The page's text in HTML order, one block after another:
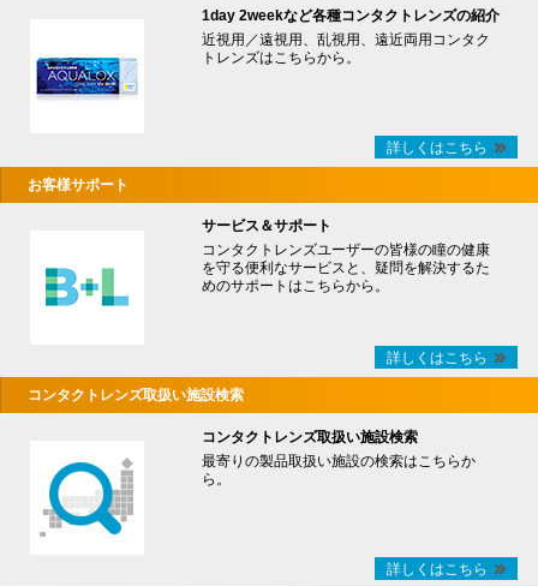
1day 2weekなど各種コンタクトレンズの紹介
近視用／遠視用、乱視用、遠近両用コンタク
トレンズはこちらから。
詳しくはこちら
お客様サポート
サービス＆サポート
コンタクトレンズユーザーの皆様の瞳の健康
を守る便利なサービスと、疑問を解決するた
めのサポートはこちらから。
詳しくはこちら
コンタクトレンズ取扱い施設検索
コンタクトレンズ取扱い施設検索
最寄りの製品取扱い施設の検索はこちらか
ら。
詳しくはこちら